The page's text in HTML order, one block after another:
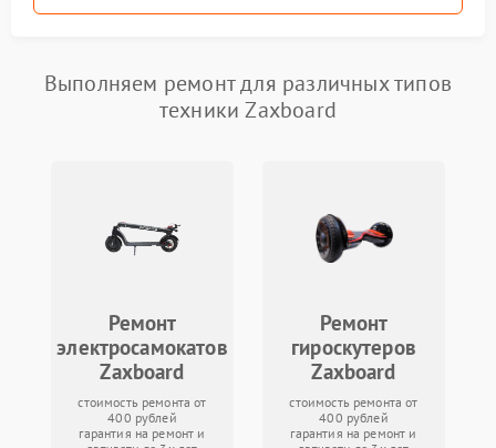
Выполняем ремонт для различных типов
техники Zaxboard
Ремонт
электросамокатов
Zaxboard
стоимость ремонта от
400 рублей
гарантия на ремонт и
Ремонт
гироскутеров
Zaxboard
стоимость ремонта от
400 рублей
гарантия на ремонт и